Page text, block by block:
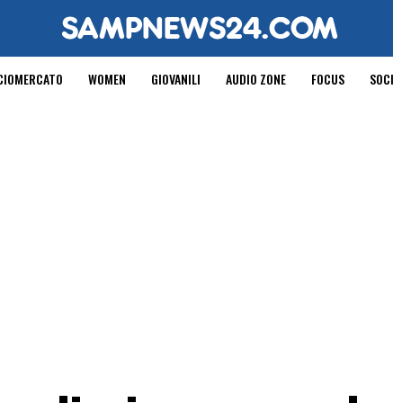
WOMEN GIOVANILI AUDIO ZONE FOCUS